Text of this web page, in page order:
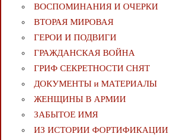
ВОСПОМИНАНИЯ И ОЧЕРКИ
ВТОРАЯ МИРОВАЯ
ГЕРОИ И ПОДВИГИ
ГРАЖДАНСКАЯ ВОЙНА
ГРИФ СЕКРЕТНОСТИ СНЯТ
ДОКУМЕНТЫ и МАТЕРИАЛЫ
ЖЕНЩИНЫ В АРМИИ
ЗАБЫТОЕ ИМЯ
ИЗ ИСТОРИИ ФОРТИФИКАЦИИ